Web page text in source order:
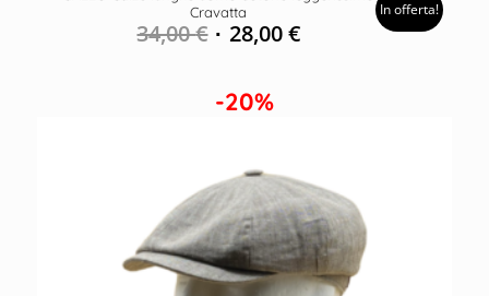
Cravatta
34,00€ 28,00€
In offerta!
-20%